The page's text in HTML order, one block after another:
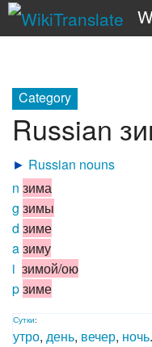
Category
Russian
► Russian nouns
n зима
g зимы
d зиме
aзиму
i зимой/ою
pзиме
Сутки:
утро, день, вечер, ночь.